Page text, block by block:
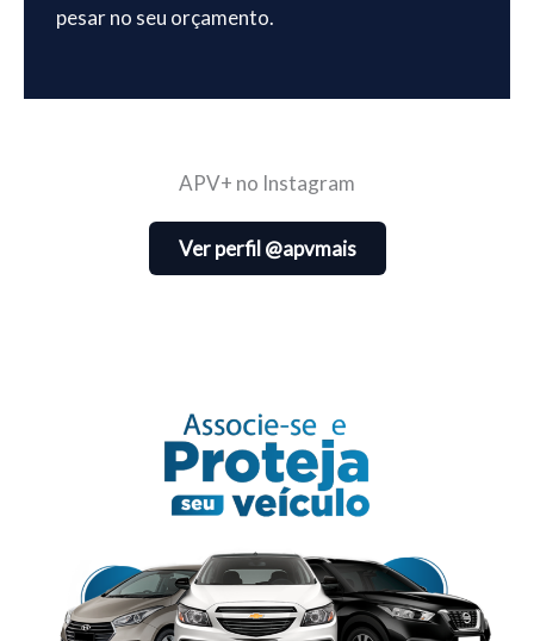
pesar no seu orçamento.
APV+ no Instagram
Ver perfil @apvmais